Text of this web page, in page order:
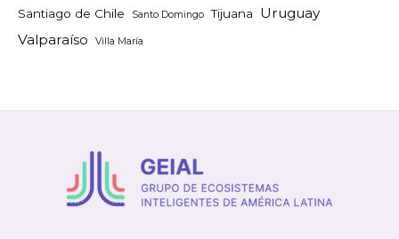
Santiago de Chile Santo Domingo Tijuana
Uruguay
Valparaíso
Villa María